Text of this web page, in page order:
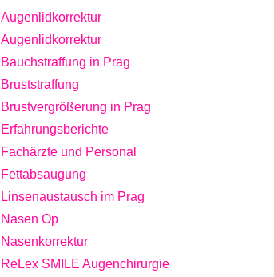
Augenlidkorrektur
Augenlidkorrektur
Bauchstraffung in Prag
Bruststraffung
Brustvergrößerung in Prag
Erfahrungsberichte
Fachärzte und Personal
Fettabsaugung
Linsenaustausch im Prag
Nasen Op
Nasenkorrektur
ReLex SMILE Augenchirurgie